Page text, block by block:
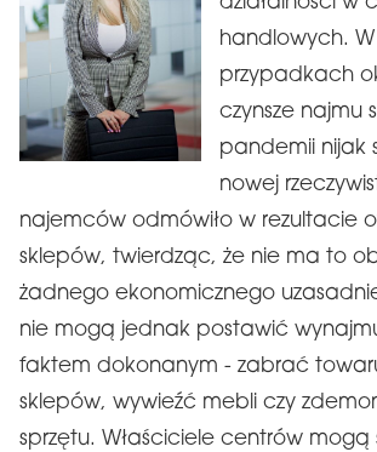
handlowych.
przypadkach
czynsze najmu
pandemii nijak
nowej
najemców odmówiło w rezultacie
sklepów, twierdząc, że nie ma to
żadnego ekonomicznego
nie mogą jednak postawić
faktem dokonanym - zabrać
sklepów, wywieźć mebli czy
sprzętu. Właściciele centrów mogą